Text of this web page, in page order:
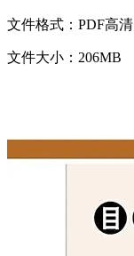
文件格式：PDF高清
文件大小：206MB